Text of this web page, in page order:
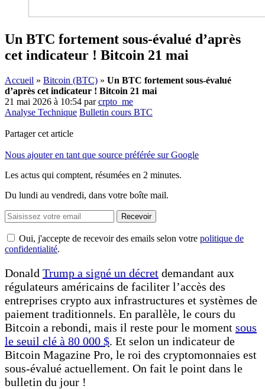
Un BTC fortement sous-évalué d’après
cet indicateur ! Bitcoin 21 mai
Accueil » Bitcoin (BTC) » Un BTC fortement sous-évalué
d’après cet indicateur ! Bitcoin 21 mai
21 mai 2026 à 10:54 parcrpto_me
Analyse Technique Bulletin cours BTC
Partager cet article
Nous ajouter en tant que source préférée sur Google
Les actus qui comptent, résumées en 2 minutes.
Du lundi au vendredi, dans votre boîte mail.
Recevoir
Oui, j'accepte de recevoir des emails selon votre politique de
confidentialité.
Donald Trump a signé un décret demandant aux
régulateurs américains de faciliter l’accès des
entreprises crypto aux infrastructures et systèmes de
paiement traditionnels. En parallèle, le cours du
Bitcoin a rebondi, mais il reste pour le moment sous
le seuil clé à 80 000 $. Et selon un indicateur de
Bitcoin Magazine Pro, le roi des cryptomonnaies est
sous-évalué actuellement. On fait le point dans le
bulletin du jour !